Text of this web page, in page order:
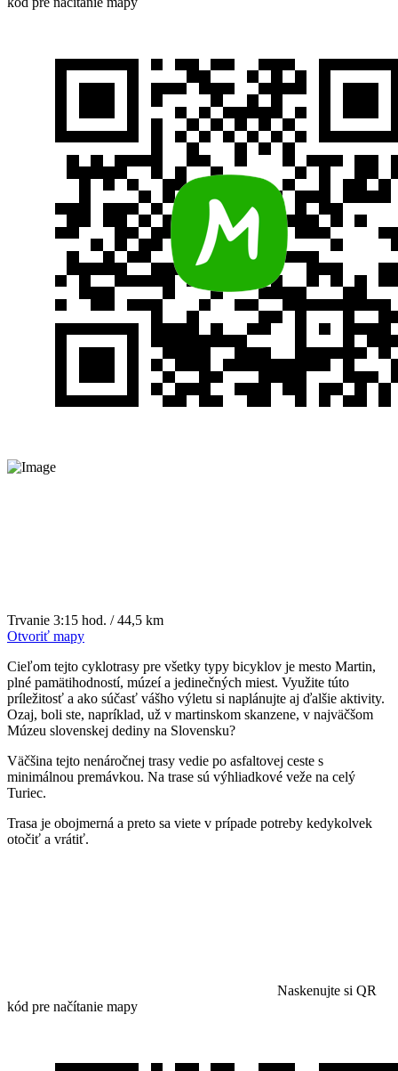
Trvanie 3:15 hod. / 44,5 km
Otvoriť mapy
Cieľom tejto cyklotrasy pre všetky typy bicyklov je mesto Martin,
plné pamätihodností, múzeí a jedinečných miest. Využite túto
príležitosť a ako súčasť vášho výletu si naplánujte aj ďalšie aktivity.
Ozaj, boli ste, napríklad, už v martinskom skanzene, v najväčšom
Múzeu slovenskej dediny na Slovensku?
Väčšina tejto nenáročnej trasy vedie po asfaltovej ceste s
minimálnou premávkou. Na trase sú výhliadkové veže na celý
Turiec.
Trasa je obojmerná a preto sa viete v prípade potreby kedykolvek
otočiť a vrátiť.
Naskenujte si QR
kód pre načítanie mapy